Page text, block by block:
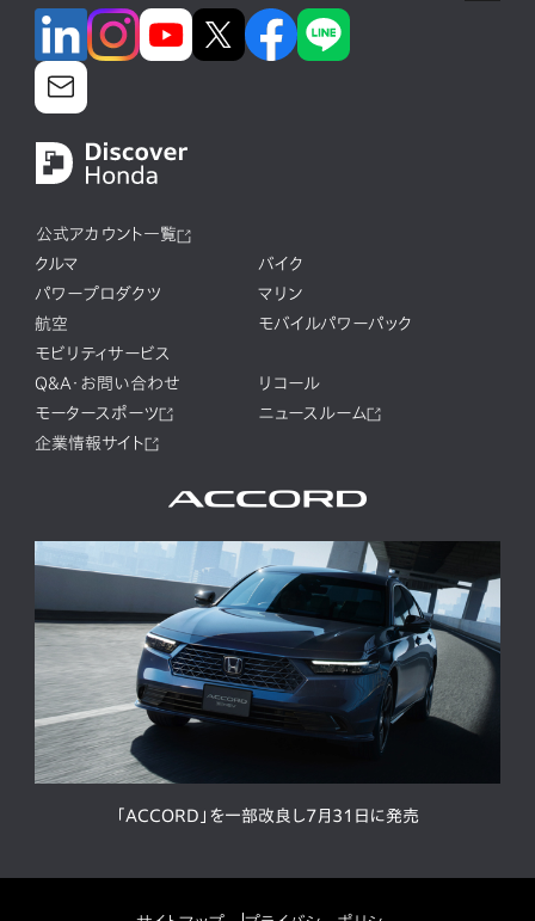
公式アカウント一覧
クルマ
バイク
パワープロダクツ
マリン
航空
モバイルパワーパック
モビリティサービス
Q&A・お問い合わせ
リコール
モータースポーツ
ニュースルーム
企業情報サイト
「ACCORD」を一部改良し7月31日に発売